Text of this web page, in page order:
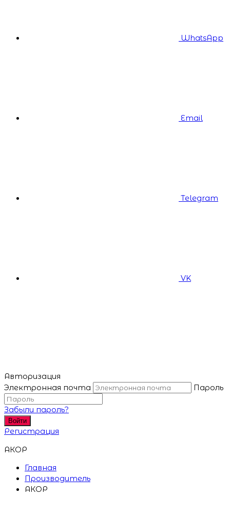
WhatsApp
Email
Telegram
VK
Авторизация
Электронная почта
Пароль
Забыли пароль?
Войти
Регистрация
АКОР
Главная
Производитель
АКОР